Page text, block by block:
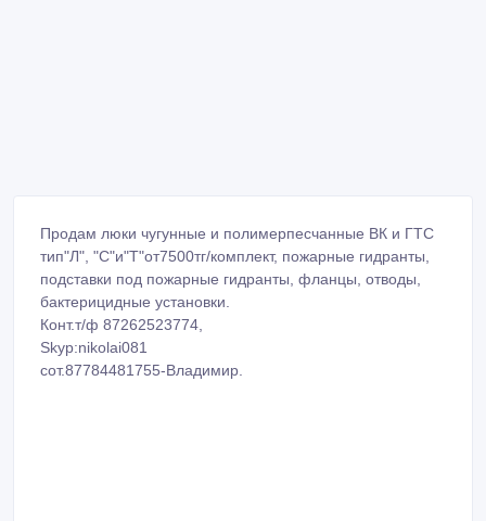
Продам люки чугунные и полимерпесчанные ВК и ГТС
тип"Л", "С"и"Т"от7500тг/комплект, пожарные гидранты,
подставки под пожарные гидранты, фланцы, отводы,
бактерицидные установки.
Конт.т/ф 87262523774,
Skyp:nikolai081
сот.87784481755-Владимир.